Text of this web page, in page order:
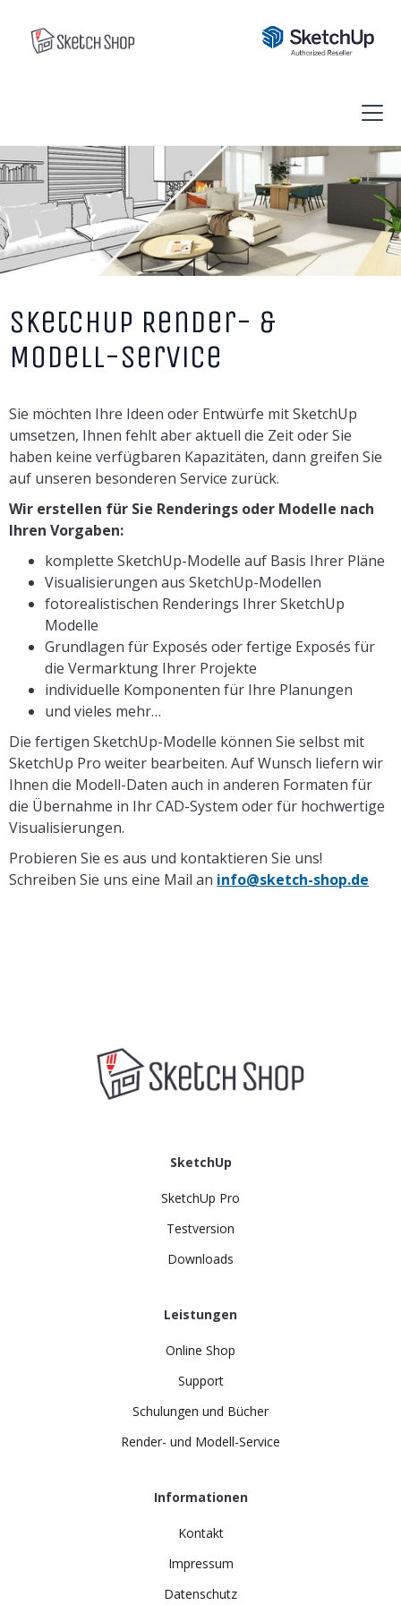
SketchUp Render- &
Modell-Service
Sie möchten Ihre Ideen oder Entwürfe mit SketchUp
umsetzen, Ihnen fehlt aber aktuell die Zeit oder Sie
haben keine verfügbaren Kapazitäten, dann greifen Sie
auf unseren besonderen Service zurück.
Wir erstellen für Sie Renderings oder Modelle nach
Ihren Vorgaben:
komplette SketchUp-Modelle auf Basis Ihrer Pläne
Visualisierungen aus SketchUp-Modellen
fotorealistischen Renderings Ihrer SketchUp
Modelle
Grundlagen für Exposés oder fertige Exposés für
die Vermarktung Ihrer Projekte
individuelle Komponenten für Ihre Planungen
und vieles mehr…
Die fertigen SketchUp-Modelle können Sie selbst mit
SketchUp Pro weiter bearbeiten. Auf Wunsch liefern wir
Ihnen die Modell-Daten auch in anderen Formaten für
die Übernahme in Ihr CAD-System oder für hochwertige
Visualisierungen.
Probieren Sie es aus und kontaktieren Sie uns!
Schreiben Sie uns eine Mail an info@sketch-shop.de
SketchUp
SketchUp Pro
Testversion
Downloads
Leistungen
Online Shop
Support
Schulungen und Bücher
Render- und Modell-Service
Informationen
Kontakt
Impressum
Datenschutz